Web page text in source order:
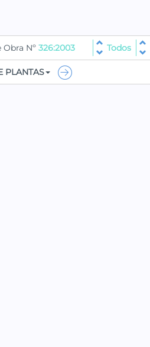
Obra Nº 326:2003 Todos
PLANTAS